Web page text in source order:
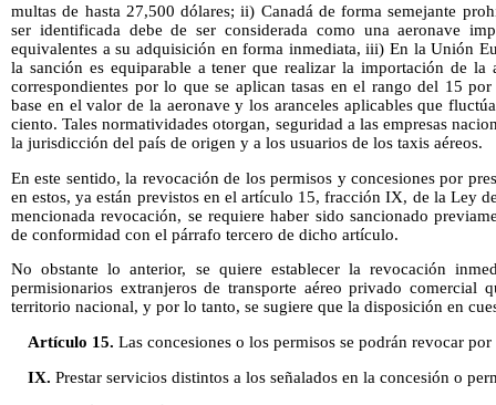
multas de hasta 27,500 dólares; ii) Canadá de forma semejante
ser identificada debe de ser considerada como una aeronave
equivalentes a su adquisición en forma inmediata, iii) En la Unión
la sanción es equiparable a tener que realizar la importación de la
correspondientes por lo que se aplican tasas en el rango del 15
base en el valor de la aeronave y los aranceles aplicables que
ciento. Tales normatividades otorgan, seguridad a las empresas
la jurisdicción del país de origen y a los usuarios de los taxis aéreos.
En este sentido, la revocación de los permisos y concesiones por
en estos, ya están previstos en el artículo 15, fracción IX, de la Ley
mencionada revocación, se requiere haber sido sancionado
de conformidad con el párrafo tercero de dicho artículo.
No obstante lo anterior, se quiere establecer la revocación
permisionarios extranjeros de transporte aéreo privado comercial
territorio nacional, y por lo tanto, se sugiere que la disposición en
Artículo 15. Las concesiones o los permisos se podrán revocar por
IX. Prestar servicios distintos a los señalados en la concesión o